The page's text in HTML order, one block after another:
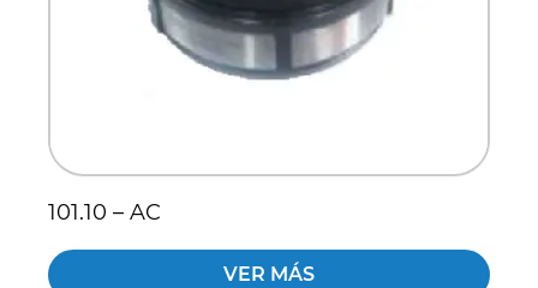
101.10 – AC
VER MÁS